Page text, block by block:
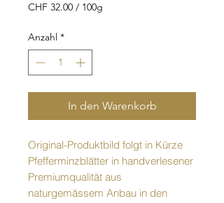
CHF 32.00 / 100g
pro
100
Gramm
Anzahl *
In den Warenkorb
Original-Produktbild folgt in Kürze
Pfefferminzblätter in handverlesener
Premiumqualität aus
naturgemässem Anbau in den